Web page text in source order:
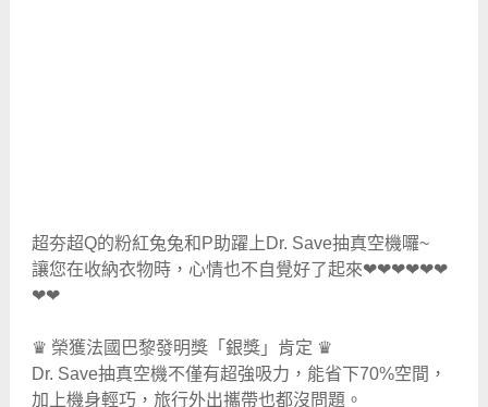
超夯超Q的粉紅兔兔和P助躍上Dr. Save抽真空機囉~
讓您在收納衣物時，心情也不自覺好了起來❤❤❤❤❤❤
❤❤
♛ 榮獲法國巴黎發明獎「銀獎」肯定 ♛
Dr. Save抽真空機不僅有超強吸力，能省下70%空間，
加上機身輕巧，旅行外出攜帶也都沒問題。